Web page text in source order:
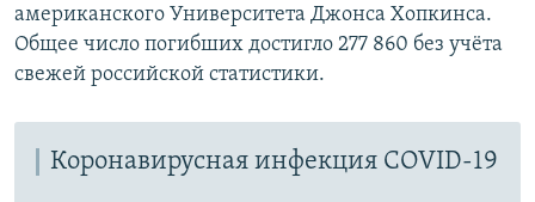
американского Университета Джонса Хопкинса.
Общее число погибших достигло 277 860 без учёта
свежей российской статистики.
Коронавирусная инфекция COVID-19